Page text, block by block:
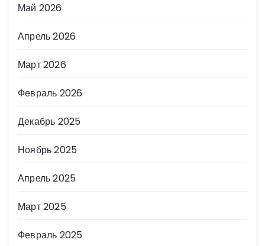
Май 2026
Апрель 2026
Март 2026
Февраль 2026
Декабрь 2025
Ноябрь 2025
Апрель 2025
Март 2025
Февраль 2025